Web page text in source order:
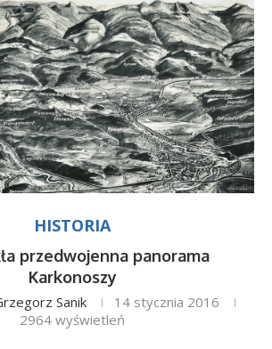
HISTORIA
przedwojenna panorama
Karkonoszy
Sanik
14 stycznia 2016
2964 wyświetleń